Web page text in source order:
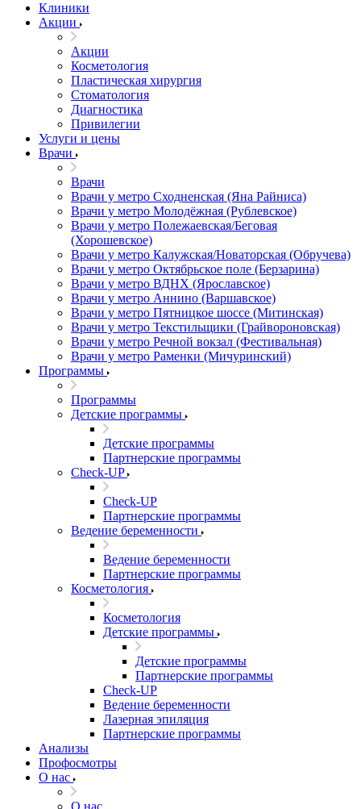
Клиники
Акции
Акции
Косметология
Пластическая хирургия
Стоматология
Диагностика
Привилегии
Услуги и цены
Врачи
Врачи
Врачи у метро Сходненская (Яна Райниса)
Врачи у метро Молодёжная (Рублевское)
Врачи у метро Полежаевская/Беговая
(Хорошевское)
Врачи у метро Калужская/Новаторская (Обручева)
Врачи у метро Октябрьское поле (Берзарина)
Врачи у метро ВДНХ (Ярославское)
Врачи у метро Аннино (Варшавское)
Врачи у метро Пятницкое шоссе (Митинская)
Врачи у метро Текстильщики (Грайвороновская)
Врачи у метро Речной вокзал (Фестивальная)
Врачи у метро Раменки (Мичуринский)
Программы
Программы
Детские программы
Детские программы
Партнерские программы
Check-UP
Check-UP
Партнерские программы
Ведение беременности
Ведение беременности
Партнерские программы
Косметология
Косметология
Детские программы
Детские программы
Партнерские программы
Check-UP
Ведение беременности
Лазерная эпиляция
Партнерские программы
Анализы
Профосмотры
О нас
О нас